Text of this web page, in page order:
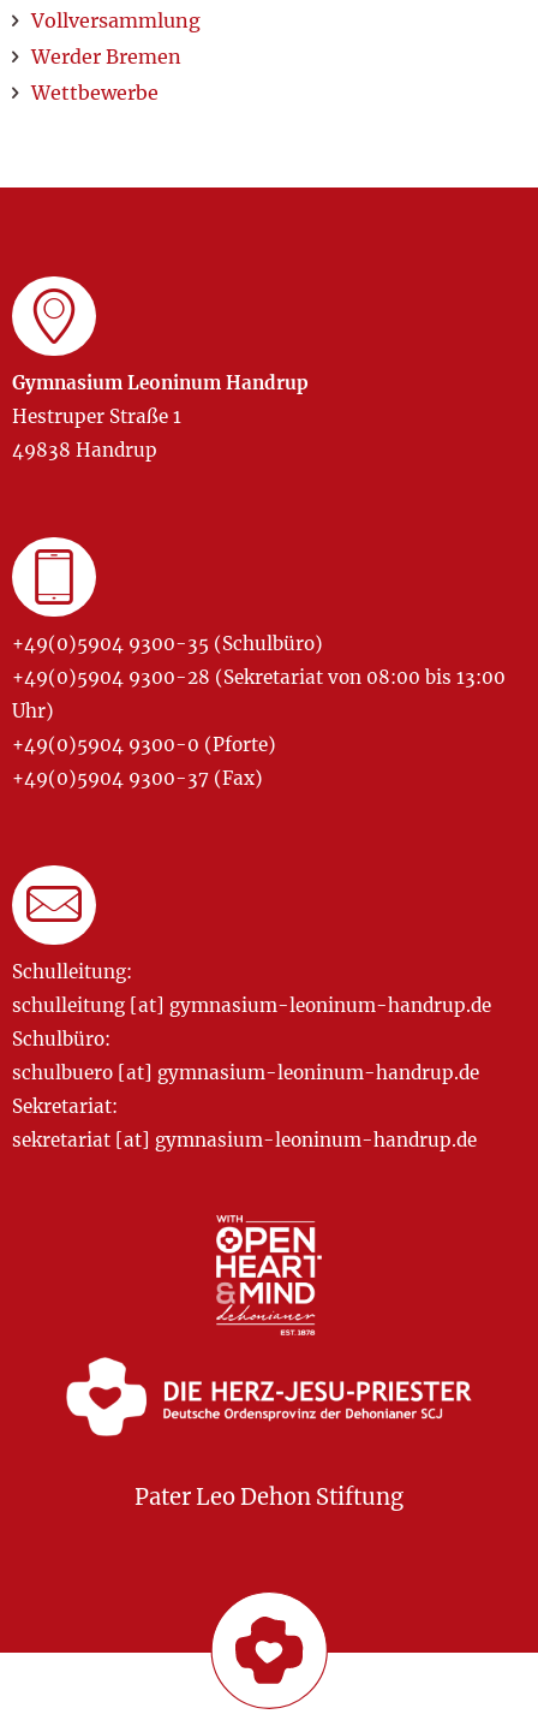
Vollversammlung
Werder Bremen
Wettbewerbe
Gymnasium Leoninum Handrup
Hestruper Straße 1
49838 Handrup
+49(0)5904 9300-35 (Schulbüro)
+49(0)5904 9300-28 (Sekretariat von 08:00 bis 13:00
Uhr)
+49(0)5904 9300-0 (Pforte)
+49(0)5904 9300-37 (Fax)
Schulleitung:
schulleitung [at] gymnasium-leoninum-handrup.de
Schulbüro:
schulbuero [at] gymnasium-leoninum-handrup.de
Sekretariat:
sekretariat [at] gymnasium-leoninum-handrup.de
Pater Leo Dehon Stiftung